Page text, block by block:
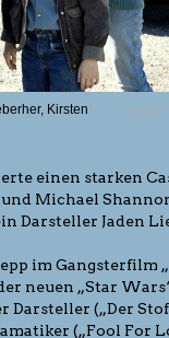
Kirsten
© Warner
einen starken
Michael
Darsteller Jaden
im Gangsterfilm
neuen „Star
(„Der
(„Fool For